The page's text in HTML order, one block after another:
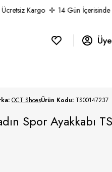
Kargo 14 Gün İçerisinde
OCT ShoesÜrün Kodu: TS00147237
Spor Ayakkabı